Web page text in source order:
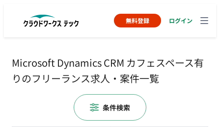
無料登録 ログイン
Microsoft Dynamics CRM カフェスペース有
りのフリーランス求人・案件一覧
条件検索